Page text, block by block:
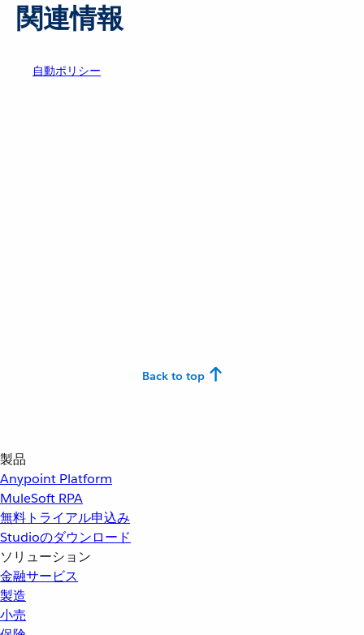
関連情報
自動ポリシー
Back to top
製品
Anypoint Platform
MuleSoft RPA
無料トライアル申込み
Studioのダウンロード
ソリューション
金融サービス
製造
小売